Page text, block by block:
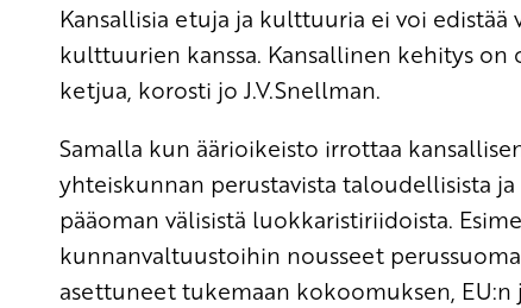
Kansallisia etuja ja kulttuuria ei voi
kulttuurien kanssa. Kansallinen kehitys
ketjua, korosti jo J.V.Snellman.
Samalla kun äärioikeisto irrottaa
yhteiskunnan perustavista taloudellisista
pääoman välisistä luokkaristiriidoista.
kunnanvaltuustoihin nousseet
asettuneet tukemaan kokoomuksen,